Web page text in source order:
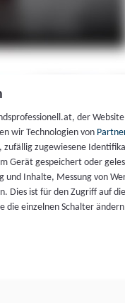
der
wir Technologien von
zugewiesene
Gerät gespeichert oder
und Inhalte, Messung von
Dies ist für den Zugriff auf
die einzelnen Schalter